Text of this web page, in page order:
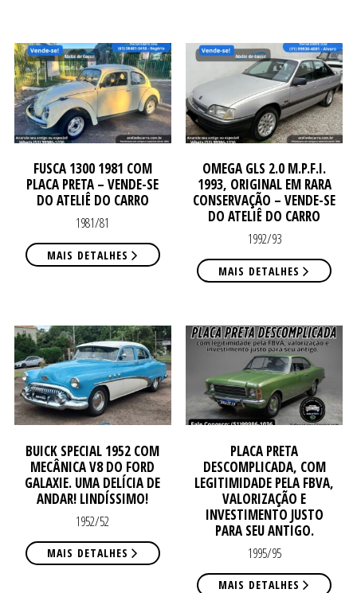
FUSCA 1300 1981 COM
PLACA PRETA – VENDE-SE
DO ATELIÊ DO CARRO
1981/81
MAIS DETALHES
OMEGA GLS 2.0 M.P.F.I.
1993, ORIGINAL EM RARA
CONSERVAÇÃO – VENDE-SE
DO ATELIÊ DO CARRO
1992/93
MAIS DETALHES
BUICK SPECIAL 1952 COM
MECÂNICA V8 DO FORD
GALAXIE. UMA DELÍCIA DE
ANDAR! LINDÍSSIMO!
1952/52
MAIS DETALHES
PLACA PRETA
DESCOMPLICADA, COM
LEGITIMIDADE PELA FBVA,
VALORIZAÇÃO E
INVESTIMENTO JUSTO
PARA SEU ANTIGO.
1995/95
MAIS DETALHES